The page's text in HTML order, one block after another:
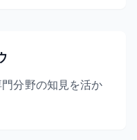
分野の知見を活か